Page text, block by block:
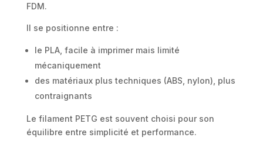
FDM.
Il se positionne entre :
le PLA, facile à imprimer mais limité
mécaniquement
des matériaux plus techniques (ABS, nylon), plus
contraignants
Le filament PETG est souvent choisi pour son
équilibre entre simplicité et performance.